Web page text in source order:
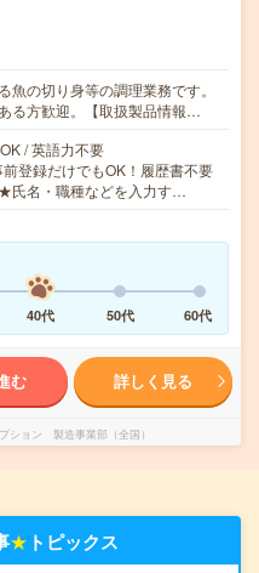
魚の切り身等の調理業務です。
る方歓迎。【取扱製品情報…
/ 英語力不要
登録だけでもOK！履歴書不要
氏名・職種などを入力す…
40代 50代 60代
む 詳しく見る
ション 製造事業部（全国）
★ トピックス